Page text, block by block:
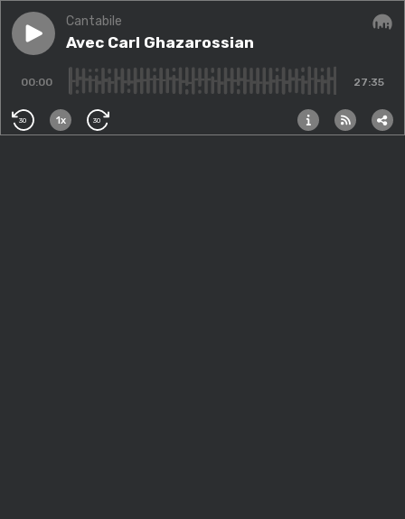
Play episodeAvec Carl Ghazarossian
Cantabile
Avec Carl Ghazarossian
00:00 27:35
30 1x 30